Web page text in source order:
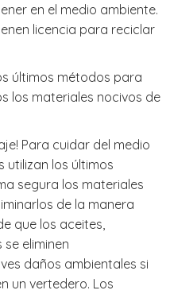
en el medio ambiente.
licencia para reciclar
últimos métodos para
los materiales nocivos de
Para cuidar del medio
utilizan los últimos
segura los materiales
de la manera
que los aceites,
eliminen
daños ambientales si
un vertedero. Los